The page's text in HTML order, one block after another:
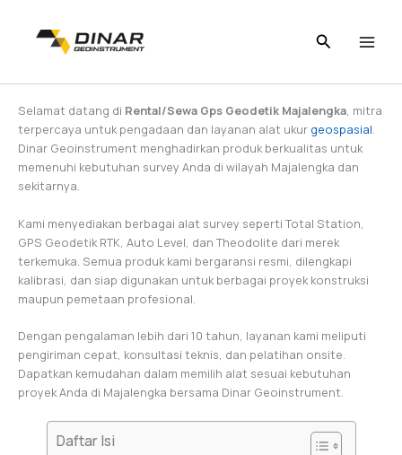
Selamat datang di Rental/Sewa Gps Geodetik Majalengka, mitra
terpercaya untuk pengadaan dan layanan alat ukur geospasial.
Dinar Geoinstrument menghadirkan produk berkualitas untuk
memenuhi kebutuhan survey Anda di wilayah Majalengka dan
sekitarnya.
Kami menyediakan berbagai alat survey seperti Total Station,
GPS Geodetik RTK, Auto Level, dan Theodolite dari merek
terkemuka. Semua produk kami bergaransi resmi, dilengkapi
kalibrasi, dan siap digunakan untuk berbagai proyek konstruksi
maupun pemetaan profesional.
Dengan pengalaman lebih dari 10 tahun, layanan kami meliputi
pengiriman cepat, konsultasi teknis, dan pelatihan onsite.
Dapatkan kemudahan dalam memilih alat sesuai kebutuhan
proyek Anda di Majalengka bersama Dinar Geoinstrument.
Daftar Isi